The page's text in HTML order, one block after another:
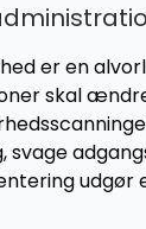
er en
skal
svage
udgør